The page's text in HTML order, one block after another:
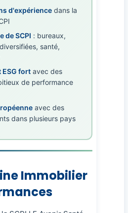
d'expérience dans la
de SCPI : bureaux,
santé,
ESG fort avec des
de performance
avec des
dans plusieurs pays
Immobilier